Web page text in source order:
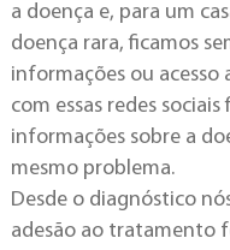
a doença e, para um
doença rara, ficamos
informações ou acesso
com essas redes
informações sobre a
mesmo problema.
Desde o diagnóstico
adesão ao tratamento